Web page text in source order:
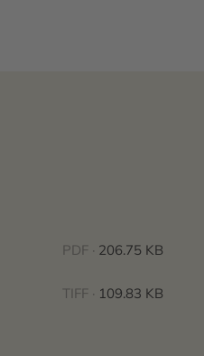
PDF · 206.75 KB
TIFF · 109.83 KB